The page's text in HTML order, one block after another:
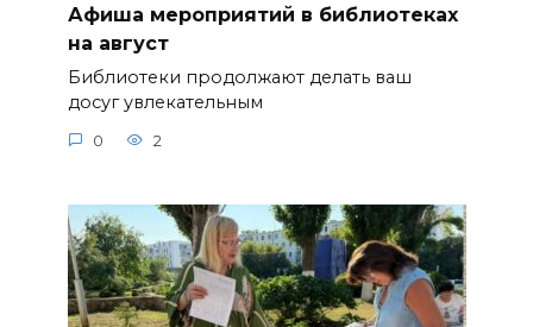
Афиша мероприятий в библиотеках
на август
Библиотеки продолжают делать ваш
досуг увлекательным
0 2